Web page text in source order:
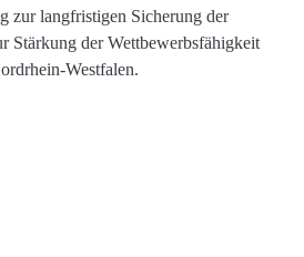
zur langfristigen Sicherung der
Stärkung der Wettbewerbsfähigkeit
Westfalen.